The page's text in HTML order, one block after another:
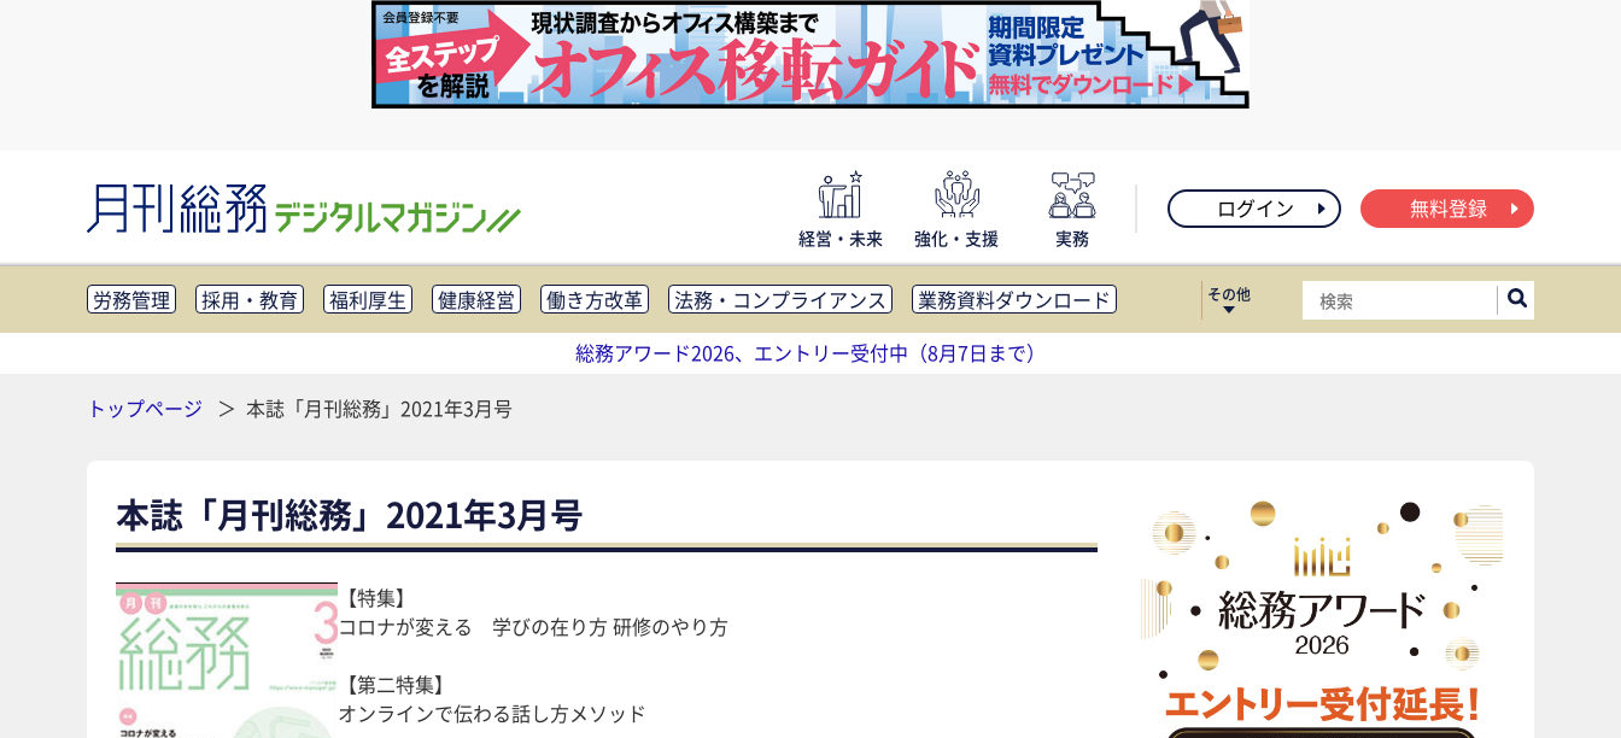
経営・未来 強化・支援 実務
ログイン 無料登録
労務管理 採用・教育 福利厚生 健康経営 働き方改革 法務・コンプライアンス
業務資料ダウンロード
知財管理
リスクマネジメント・BCP 社外・社内広報 社外・社内コミュニケーション活性化
FM・オフィス移転
助成金・補助金・コスト削減 アウトソーシング・BPO
調査・レポート
その他
総務アワード2026、エントリー受付中（8月7日まで）
トップページ
本誌「月刊総務」2021年3月号
本誌「月刊総務」2021年3月号
【特集】
コロナが変える 学びの在り方 研修のやり方
【第二特集】
オンラインで伝わる話し方メソッド